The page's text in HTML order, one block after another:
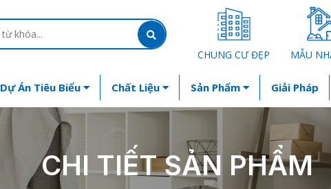
CHUNG CƯ ĐẸP MẪU
Dự Án Tiêu Biểu Chất Liệu Sản Phẩm Giải Pháp
CHI TIẾT SẢN PHẨM